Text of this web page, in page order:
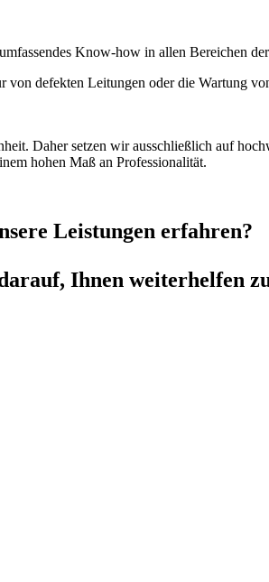
Know-how in allen Bereichen
defekten Leitungen oder die Wartung
Daher setzen wir ausschließlich auf
hohen Maß an Professionalität.
Leistungen erfahren?
Ihnen weiterhelfen